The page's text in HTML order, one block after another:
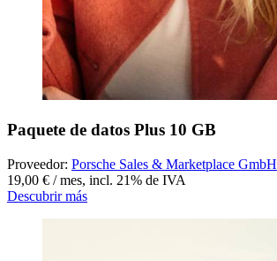
Paquete de datos Plus 10 GB
Proveedor: Porsche Sales & Marketplace GmbH
19,00 € / mes, incl. 21% de IVA
Descubrir más